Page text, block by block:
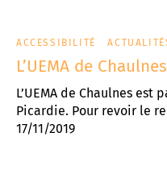
ACCESSIBILITÉ
L’UEMA de
L’UEMA de Chaulnes est
Picardie. Pour revoir le
17/11/2019